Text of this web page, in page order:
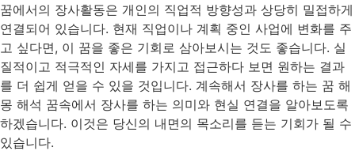
꿈에서의 장사활동은 개인의 직업적 방향성과 상당히 밀접하게
연결되어 있습니다. 현재 직업이나 계획 중인 사업에 변화를 주
고 싶다면, 이 꿈을 좋은 기회로 삼아보시는 것도 좋습니다. 실
질적이고 적극적인 자세를 가지고 접근하다 보면 원하는 결과
를 더 쉽게 얻을 수 있을 것입니다. 계속해서 장사를 하는 꿈 해
몽 해석 꿈속에서 장사를 하는 의미와 현실 연결을 알아보도록
하겠습니다. 이것은 당신의 내면의 목소리를 듣는 기회가 될 수
있습니다.